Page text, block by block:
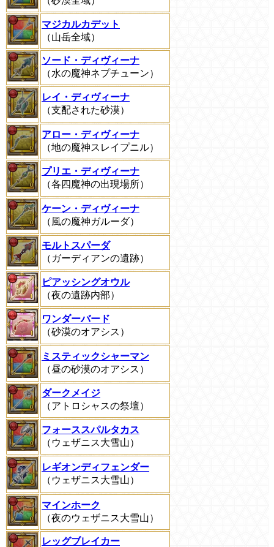
マジカルカデット
（山岳全域）
ソード・ディヴィーナ
（水の魔神ネプチューン）
レイ・ディヴィーナ
（支配された砂漠）
アロー・ディヴィーナ
（地の魔神スレイプニル）
プリエ・ディヴィーナ
（各四魔神の出現場所）
ケーン・ディヴィーナ
（風の魔神ガルーダ）
モルトスパーダ
（ガーディアンの遺跡）
ピアッシングオウル
（夜の遺跡内部）
ワンダーバード
（砂漠のオアシス）
ミスティックシャーマン
（昼の砂漠のオアシス）
ダークメイジ
（アトロシャスの祭壇）
フォーススパルタカス
（ウェザニス大雪山）
レギオンディフェンダー
（ウェザニス大雪山）
マインホーク
（夜のウェザニス大雪山）
レッグブレイカー